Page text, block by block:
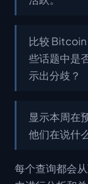
比较
些话题中是
示出分歧？
显示本周在
他们在说什
每个查询都会